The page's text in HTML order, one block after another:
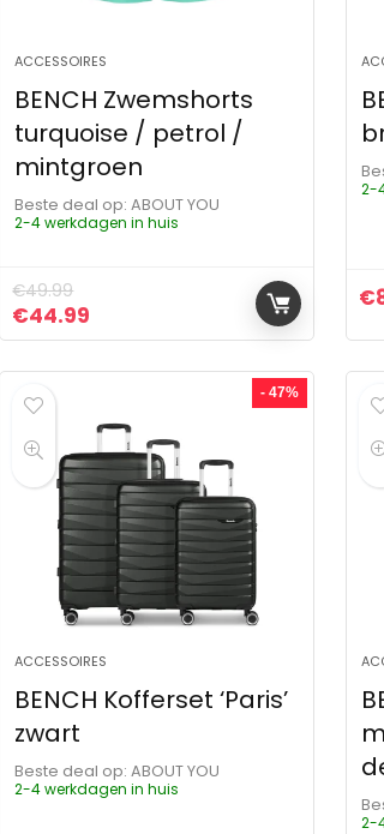
ACCESSOIRES
BENCH Zwemshorts
turquoise / petrol /
mintgroen
Beste deal op:
ABOUT YOU
2-4 werkdagen in huis
€49.99
Oorspronkelijke prijs was: €49.99.
€44.99 Huidige prijs is: €44.99.
2-
€
- 47%
ACCESSOIRES
BENCH Kofferset ‘Paris’
zwart
Beste deal op:
ABOUT YOU
2-4 werkdagen in huis
2-